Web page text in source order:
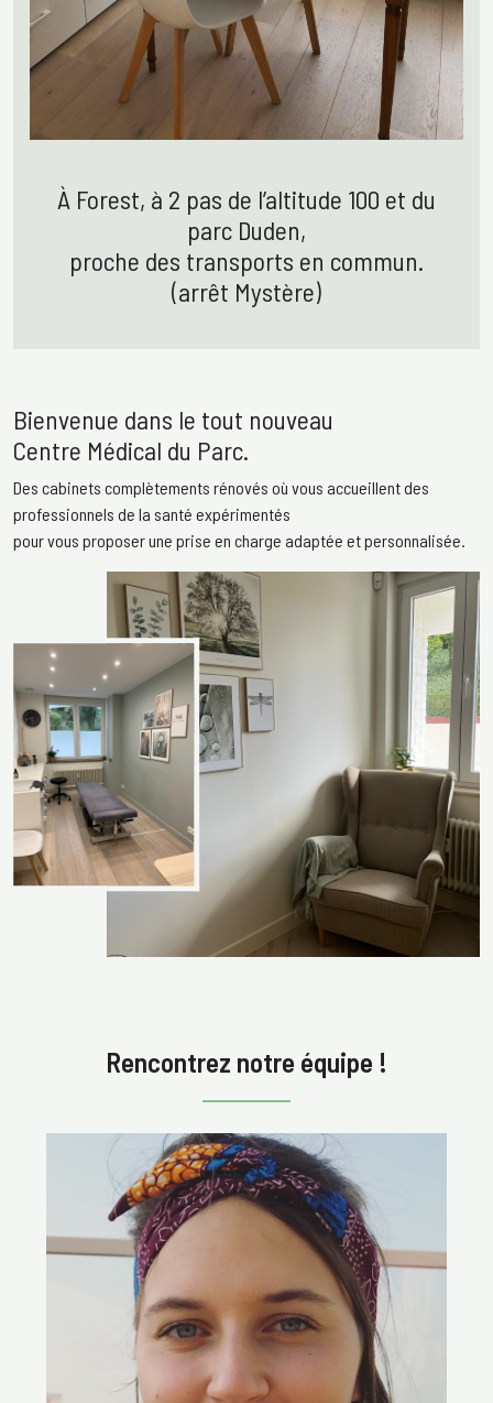
À Forest, à 2 pas de l’altitude 100 et du
parc Duden,
proche des transports en commun.
(arrêt Mystère)
Bienvenue dans le tout nouveau
Centre Médical du Parc.
Des cabinets complètements rénovés où vous accueillent des
professionnels de la santé expérimentés
pour vous proposer une prise en charge adaptée et personnalisée.
Rencontrez notre équipe !